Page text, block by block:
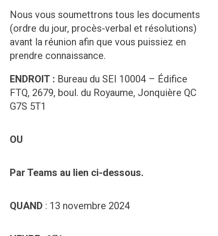
Nous vous soumettrons tous les documents
(ordre du jour, procès-verbal et résolutions)
avant la réunion afin que vous puissiez en
prendre connaissance.
ENDROIT : Bureau du SEI 10004 – Édifice
FTQ, 2679, boul. du Royaume, Jonquière QC
G7S 5T1
OU
Par Teams au lien ci-dessous.
QUAND : 13 novembre 2024